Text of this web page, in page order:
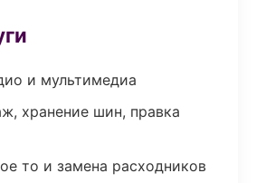
и мультимедиа
хранение шин, правка
то и замена расходников